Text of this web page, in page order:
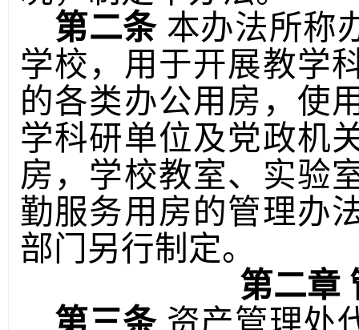
第二条 本办法所称
学校，用于开展教学
的各类办公用房，使
学科研单位及党政机
房，学校教室、实验
勤服务用房的管理办
部门另行制定。
第二章